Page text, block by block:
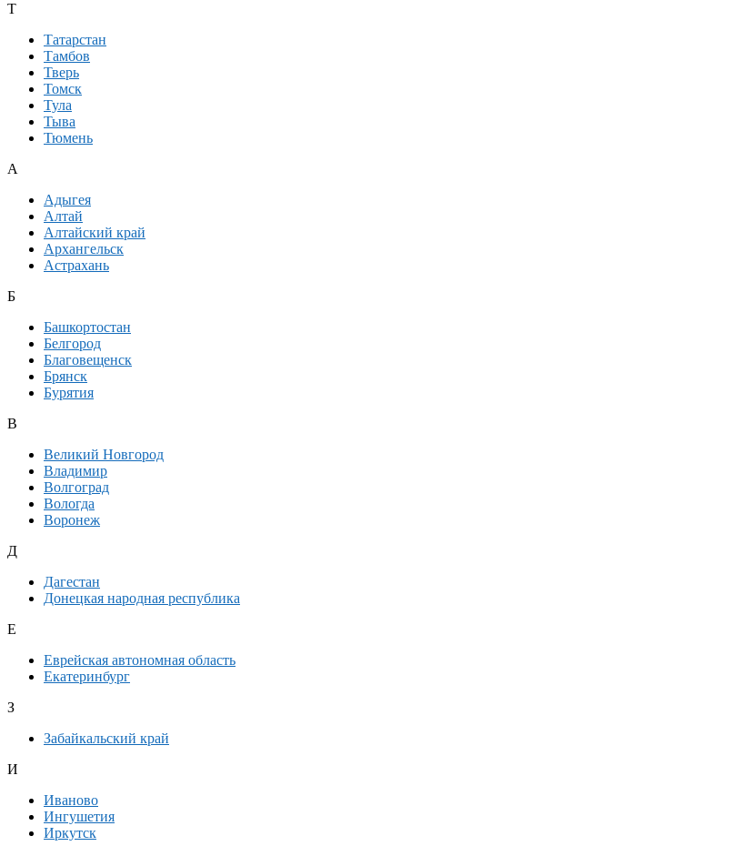
Т
Татарстан
Тамбов
Тверь
Томск
Тула
Тыва
Тюмень
А
Адыгея
Алтай
Алтайский край
Архангельск
Астрахань
Б
Башкортостан
Белгород
Благовещенск
Брянск
Бурятия
В
Великий Новгород
Владимир
Волгоград
Вологда
Воронеж
Д
Дагестан
Донецкая народная республика
Е
Еврейская автономная область
Екатеринбург
З
Забайкальский край
И
Иваново
Ингушетия
Иркутск